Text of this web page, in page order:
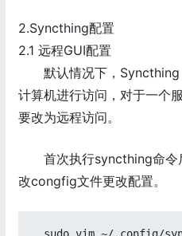
2.Syncthing配置
2.1 远程GUI配置
默认情况下，Syncthing
计算机进行访问，对于一个
要改为远程访问。
首次执行syncthing命令
改congfig文件更改配置。